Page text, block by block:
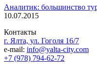
Аналитик: большинство
10.07.2015
Контакты
г. Ялта, ул. Гоголя 16/7
e-mail: info@yalta-city.com
+7 (978) 794-62-72